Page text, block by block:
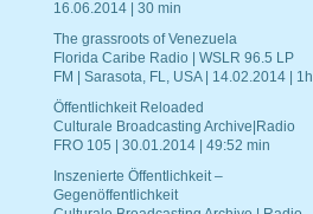
16.06.2014 | 30 min
The grassroots of Venezuela
Florida Caribe Radio | WSLR 96.5 LP
FM | Sarasota, FL, USA | 14.02.2014 | 1h
Öffentlichkeit Reloaded
Culturale Broadcasting Archive|Radio
FRO 105 | 30.01.2014 | 49:52 min
Inszenierte Öffentlichkeit –
Gegenöffentlichkeit